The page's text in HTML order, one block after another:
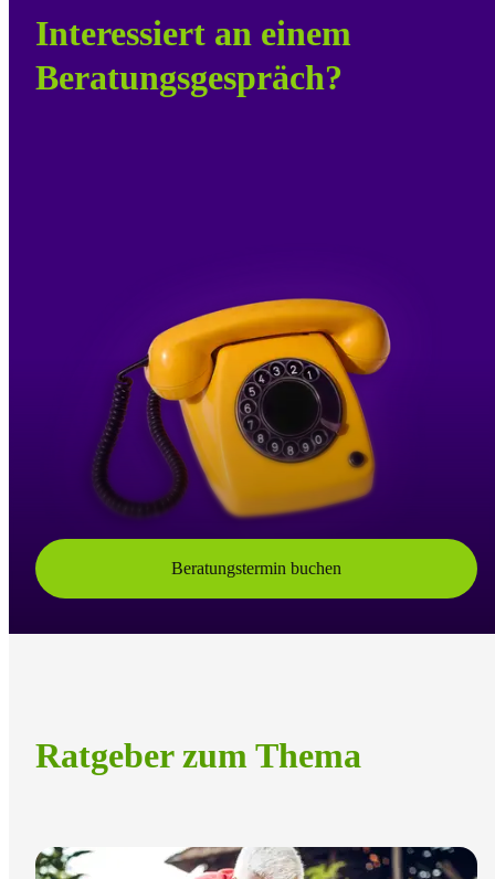
Interessiert an einem
Beratungs­gespräch?
Beratungstermin buchen
Ratgeber zum Thema